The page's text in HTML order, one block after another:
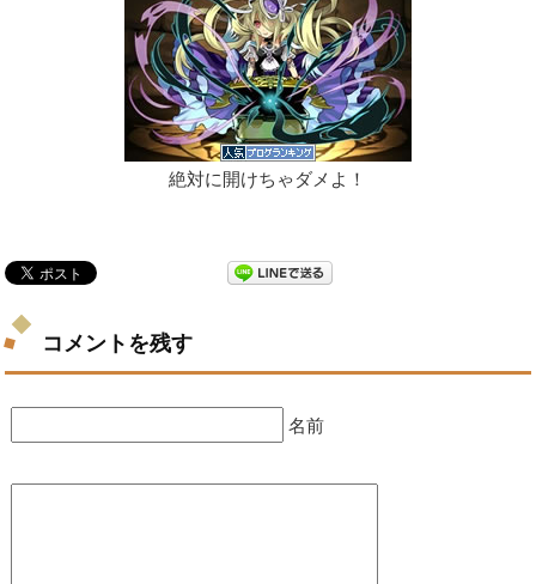
絶対に開けちゃダメよ！
コメントを残す
名前